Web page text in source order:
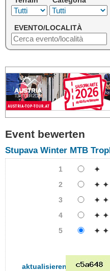
EVENTO/LOCALITÀ
Event bewerten
Stupava Winter MTB
1 ✦
2 ✦ ✦
3 ✦ ✦
4 ✦ ✦
5 ✦ ✦
aktualisieren